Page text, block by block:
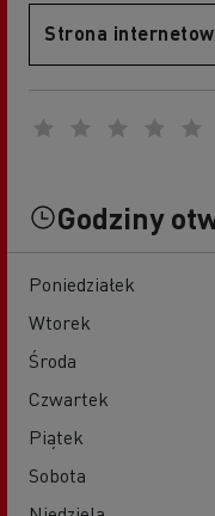
Strona
Godziny
Poniedziałek
Wtorek
Środa
Czwartek
Piątek
Sobota